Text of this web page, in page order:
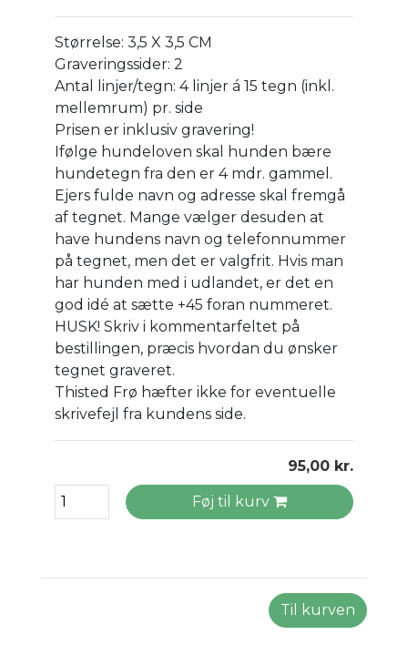
Størrelse: 3,5 X 3,5 CM
Graveringssider: 2
Antal linjer/tegn: 4 linjer á 15 tegn (inkl.
mellemrum) pr. side
Prisen er inklusiv gravering!
Ifølge hundeloven skal hunden bære
hundetegn fra den er 4 mdr. gammel.
Ejers fulde navn og adresse skal fremgå
af tegnet. Mange vælger desuden at
have hundens navn og telefonnummer
på tegnet, men det er valgfrit. Hvis man
har hunden med i udlandet, er det en
god idé at sætte +45 foran nummeret.
HUSK! Skriv i kommentarfeltet på
bestillingen, præcis hvordan du ønsker
tegnet graveret.
Thisted Frø hæfter ikke for eventuelle
skrivefejl fra kundens side.
95,00 kr.
Føj til kurv
Til kurven